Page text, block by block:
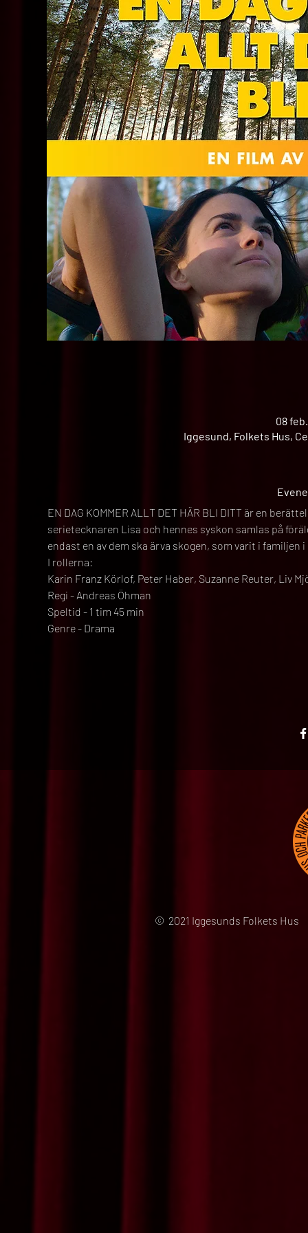
08
Iggesund, Folkets Hus,
EN DAG KOMMER ALLT DET HÄR BLI DITT är en
serietecknaren Lisa och hennes syskon samlas på
endast en av dem ska ärva skogen, som varit i
I rollerna:
Karin Franz Körlof, Peter Haber, Suzanne Reuter, Liv
Regi - Andreas Öhman
Speltid - 1 tim 45 min
Genre - Drama
© 2021 Iggesunds Folkets